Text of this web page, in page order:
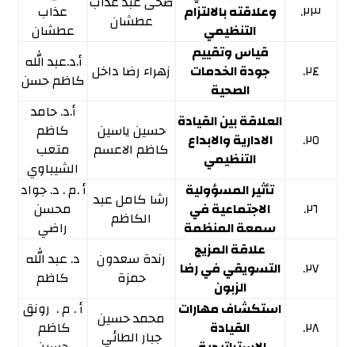
٢٣.
وعلاقته بالالتزام
التنظيمي
عطشان
عذاب
عطشان
٢٤.
قياس وتقييم
جودة الخدمات
الصحية
زهراء رضا داخل أ.د.عبد الله
كاظم حسن
٢٥.
العلاقة بین القیادة
الاداریة والابداع
التنظیمي
حسین یاسین
كاظم الاعسم
أ.د. حامد
كاظم
متعب
الشیباوي
٢٦.
تأثير المسؤولية
الاجتماعية في
سمعة المنظمة
رشا كامل عبد
الكاظم
أ .م . د. جواد
محسن
راضي
٢٧.
علاقة المزيج
التسويقي في رضا
الزبون
رندة سعدون
حمزة
د. عبد الله
كاظم
٢٨.
استكشاف مهارات
القيادة
محمد حسين
جبار الطائي
أ . م . رونق
كاظم